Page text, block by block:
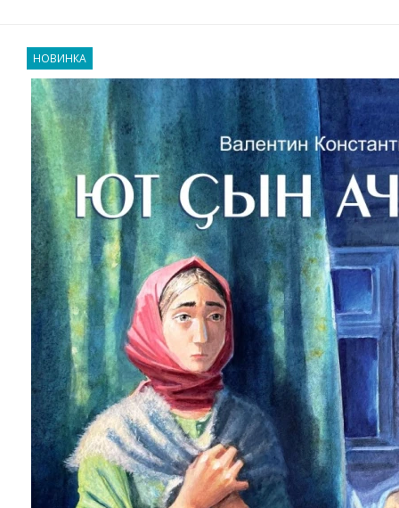
НОВИНКА